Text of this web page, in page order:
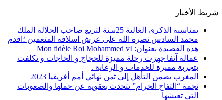
شريط الأخبار
بمناسبة الذكرى الغالية 25سنة لتربع صاحب الجلالة الملك
محمد السادس نصره الله على عرش اسلافه المنعمين ؛اقدم
هذه القصيدة بعنوان: Mon fidèle Roi Mohammed vI
عمالة آنفا جهزت رحلة مميزة للحجاج و الحاجات و تكلفت
بتجربة مميزة للخدمات و الرعاية .
المغرب يضمن التأهل إلى ثمن نهائي أمم أفريقيا 2023
نجمة “التفاح الحرام” تتحدث بعقوية عن حملها والصعوبات
التي تعيشها